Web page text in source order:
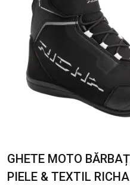
GHETE MOTO
PIELE & TEXTIL RICHA